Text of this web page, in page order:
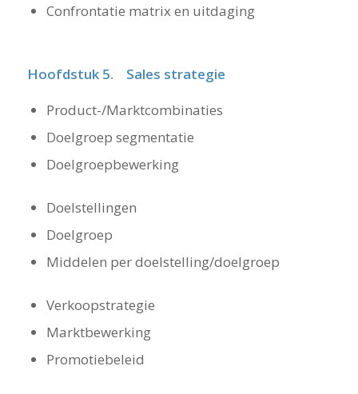
Confrontatie matrix en uitdaging
Hoofdstuk 5. Sales strategie
Product-/Marktcombinaties
Doelgroep segmentatie
Doelgroepbewerking
Doelstellingen
Doelgroep
Middelen per doelstelling/doelgroep
Verkoopstrategie
Marktbewerking
Promotiebeleid